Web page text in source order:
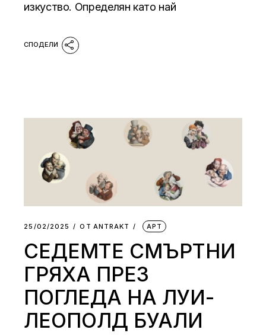
изкуство. Определян като най
25/02/2025 ОТ АNTRAKT АРТ
СЕДЕМТЕ СМЪРТНИ
ГРЯХА ПРЕЗ
ПОГЛЕДА НА ЛУИ-
ЛЕОПОЛД БУАЛИ